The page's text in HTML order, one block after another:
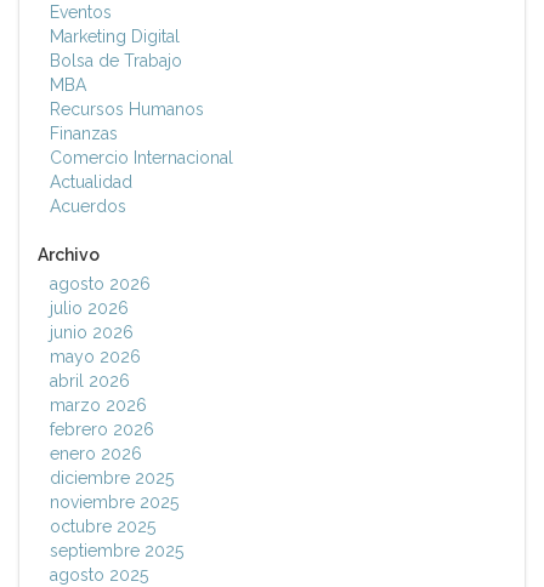
Eventos
Marketing Digital
Bolsa de Trabajo
MBA
Recursos Humanos
Finanzas
Comercio Internacional
Actualidad
Acuerdos
Archivo
agosto 2026
julio 2026
junio 2026
mayo 2026
abril 2026
marzo 2026
febrero 2026
enero 2026
diciembre 2025
noviembre 2025
octubre 2025
septiembre 2025
agosto 2025